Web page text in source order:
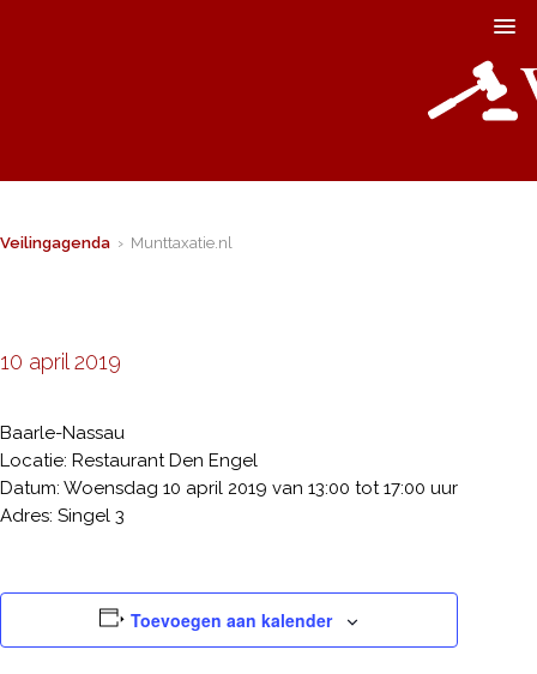
Veilingagenda › Munttaxatie.nl
10 april 2019
Baarle-Nassau
Locatie: Restaurant Den Engel
Datum: Woensdag 10 april 2019 van 13:00 tot 17:00 uur
Adres: Singel 3
Toevoegen aan kalender